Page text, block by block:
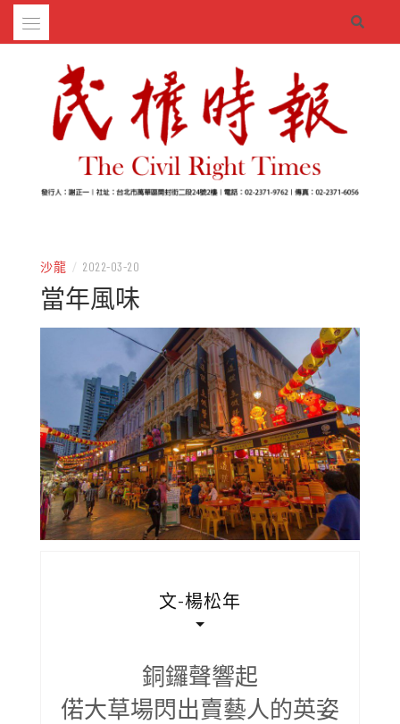
Skip
沙龍 / 2022-03-20
當年風味
文-楊松年
銅鑼聲響起
偌大草場閃出賣藝人的英姿